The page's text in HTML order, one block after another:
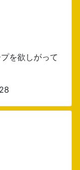
を欲しがって